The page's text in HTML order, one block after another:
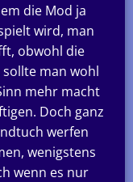
die Mod ja
wird, man
obwohl die
man wohl
mehr macht
Doch ganz
werfen
wenigstens
wenn es nur